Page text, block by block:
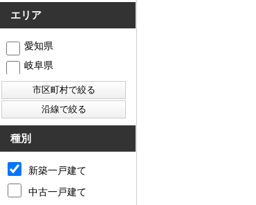
エリア
愛知県
岐阜県
種別
新築一戸建て
中古一戸建て